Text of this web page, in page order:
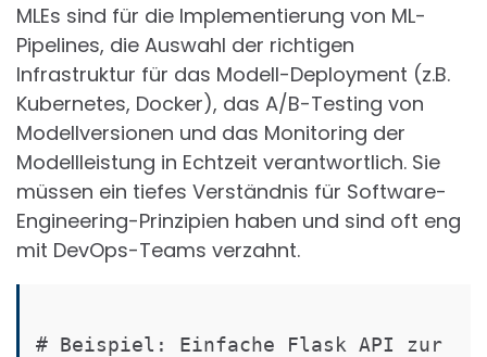
MLEs sind für die Implementierung von ML-
Pipelines, die Auswahl der richtigen
Infrastruktur für das Modell-Deployment (z.B.
Kubernetes, Docker), das A/B-Testing von
Modellversionen und das Monitoring der
Modellleistung in Echtzeit verantwortlich. Sie
müssen ein tiefes Verständnis für Software-
Engineering-Prinzipien haben und sind oft eng
mit DevOps-Teams verzahnt.
# Beispiel: Einfache Flask API zur